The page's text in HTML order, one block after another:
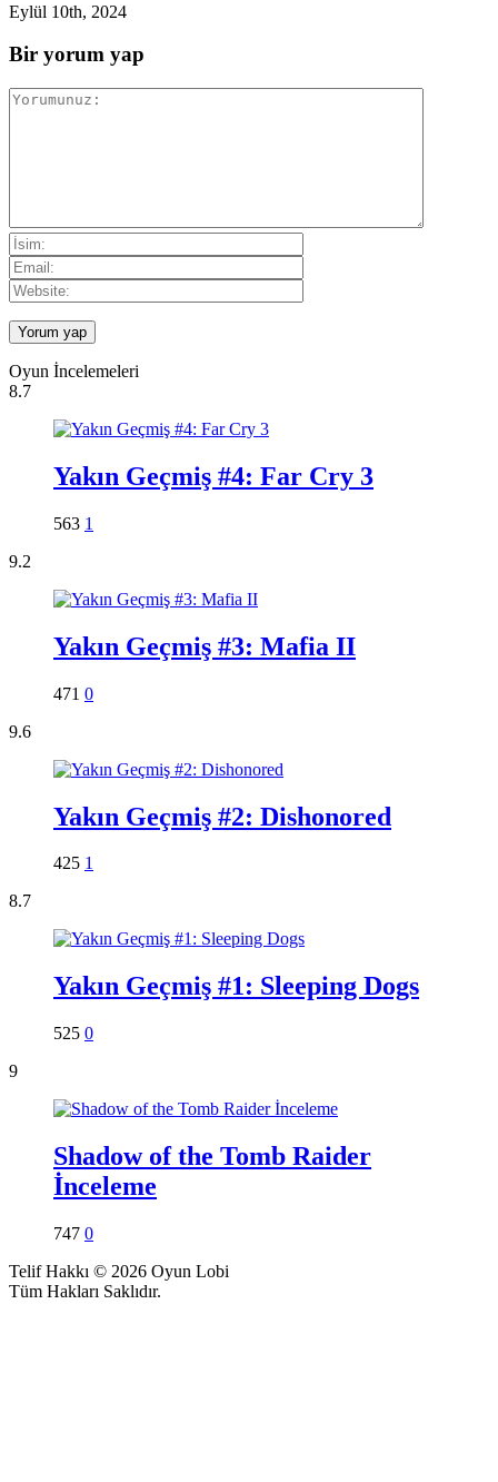
Eylül 10th, 2024
Bir yorum yap
Oyun İncelemeleri
8.7
Yakın Geçmiş #4: Far Cry 3
563 1
9.2
Yakın Geçmiş #3: Mafia II
471 0
9.6
Yakın Geçmiş #2: Dishonored
425 1
8.7
Yakın Geçmiş #1: Sleeping Dogs
525 0
9
Shadow of the Tomb Raider
İnceleme
747 0
Telif Hakkı © 2026 Oyun Lobi
Tüm Hakları Saklıdır.